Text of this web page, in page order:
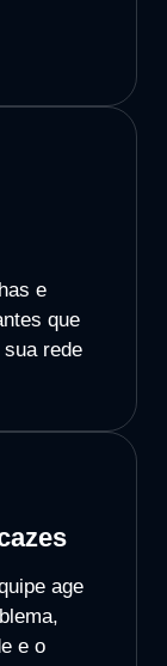
e
que
rede
age
e o